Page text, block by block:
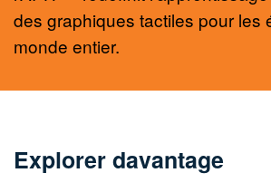
des graphiques tactiles pour les
monde entier.
Explorer davantage